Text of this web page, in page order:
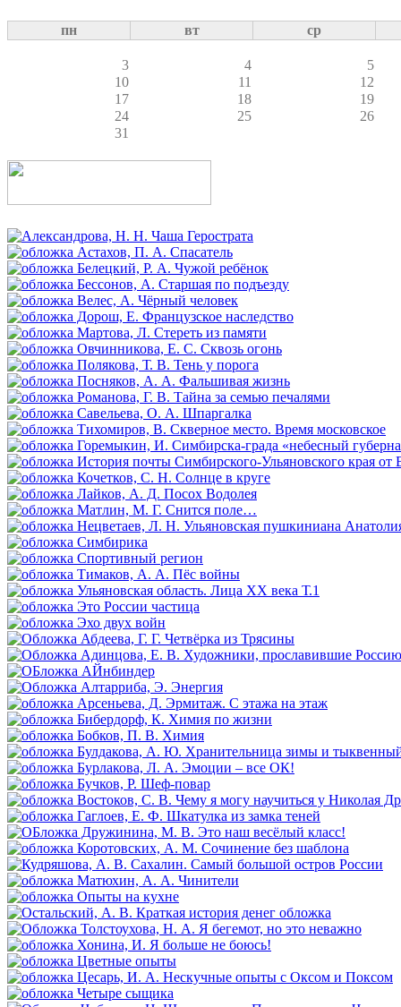
пн вт ср
3 4
5
10
11
12
17
18
19
24
25
26
31